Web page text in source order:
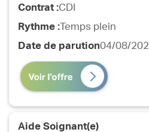
Contrat :CDI
Rythme :Temps plein
Date de parution04/08/
Aide Soignant(e)